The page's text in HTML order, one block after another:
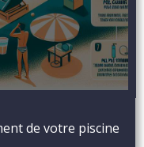
de votre piscine